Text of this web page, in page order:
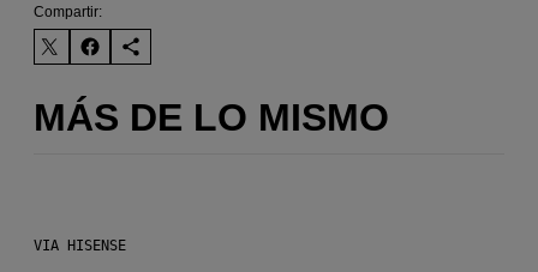
Compartir:
MÁS DE LO MISMO
VIA HISENSE